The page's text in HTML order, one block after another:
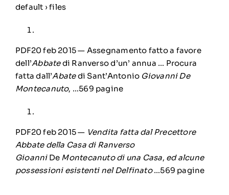
default › files
PDF20 feb 2015 — Assegnamento fatto a favore
dell’Abbatedi Ranverso d’un’ annua … Procura
fatta dall’Abatedi Sant’Antonio Giovanni De
Montecanuto, …569 pagine
PDF20 feb 2015 — Vendita fatta dal Precettore
Abbate della Casa di Ranverso
GioanniDe Montecanuto di una Casa, ed alcune
possessioni esistenti nel Delfinato…569 pagine